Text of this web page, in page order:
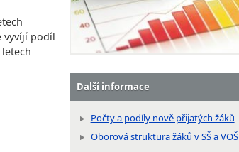
vyvíjí podíl
Další informace
Počty a podíly nově přijatých žáků
Oborová struktura žáků v SŠ a VOŠ